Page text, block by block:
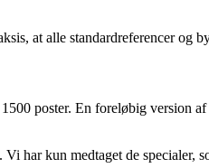
at alle standardreferencer og
poster. En foreløbig version
har kun medtaget de specialer,